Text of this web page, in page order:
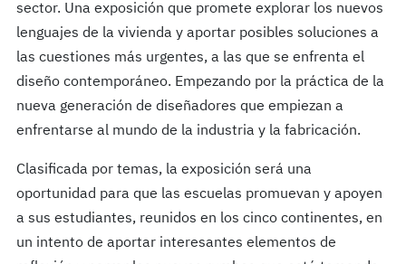
sector. Una exposición que promete explorar los nuevos
lenguajes de la vivienda y aportar posibles soluciones a
las cuestiones más urgentes, a las que se enfrenta el
diseño contemporáneo. Empezando por la práctica de la
nueva generación de diseñadores que empiezan a
enfrentarse al mundo de la industria y la fabricación.
Clasificada por temas, la exposición será una
oportunidad para que las escuelas promuevan y apoyen
a sus estudiantes, reunidos en los cinco continentes, en
un intento de aportar interesantes elementos de